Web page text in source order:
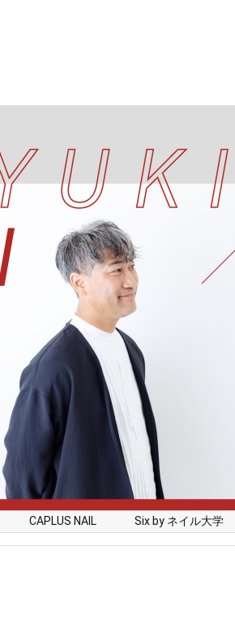
CAPLUS NAIL Six by ネイル大学